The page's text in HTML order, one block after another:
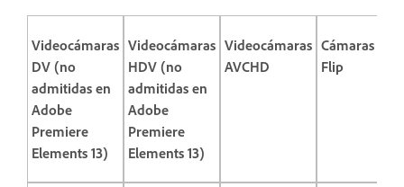
Videocámaras
DV (no
admitidas en
Adobe
Premiere
Elements 13)
Videocámaras
HDV (no
admitidas en
Adobe
Premiere
Elements 13)
Videocámaras
AVCHD
Cámaras
Flip